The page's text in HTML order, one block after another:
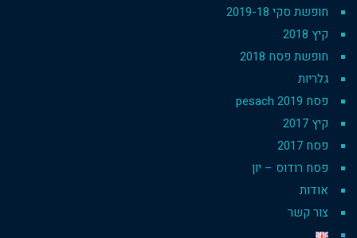
חופשת סקי 2019-18
קיץ 2018
חופשת פסח 2018
גלריות
פסח 2019 pesach
קיץ 2017
פסח 2017
פסח רודוס – יון
אודות
צור קשר